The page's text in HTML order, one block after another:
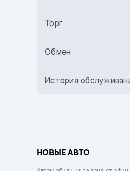
Бежевый
Комбинированный
Сиреневый металлик
Торг
Обмен
История
НОВЫЕ АВТО